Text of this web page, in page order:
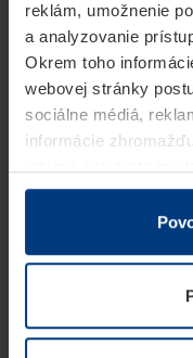
reklám, umožnenie
a analyzovanie
Okrem toho
webovej stránky
sociálne médiá,
informácie
v rámci Vášho
Z právneho hľadiska
prevádzku tejto
potrebujeme Vaše
kedykoľvek zmeniť